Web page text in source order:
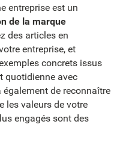
entreprise est un
de la marque
des articles en
entreprise, et
concrets issus
quotidienne avec
également de reconnaître
les valeurs de votre
engagés sont des